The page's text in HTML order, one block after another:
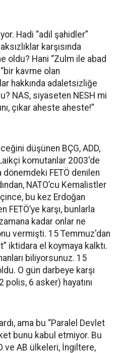
Hadi “adil şahidler”
karşısında
oldu? Hani “Zulm ile abad
kavme olan
hakkında adaletsizliğe
NAS, siyaseten NESH mi
çıkar aheste aheste!”
düşünen BÇG, ADD,
komutanlar 2003'de
dönemdeki FETÖ denilen
NATO’cu Kemalistler
bu kez Erdoğan
karşı, bunlarla
kadar onlar ne
vermişti. 15 Temmuz'dan
iktidara el koymaya kalktı.
biliyorsunuz. 15
O gün darbeye karşı
polis, 6 asker) hayatını
ama bu “Paralel Devlet
bunu kabul etmiyor. Bu
ve AB ülkeleri, İngiltere,